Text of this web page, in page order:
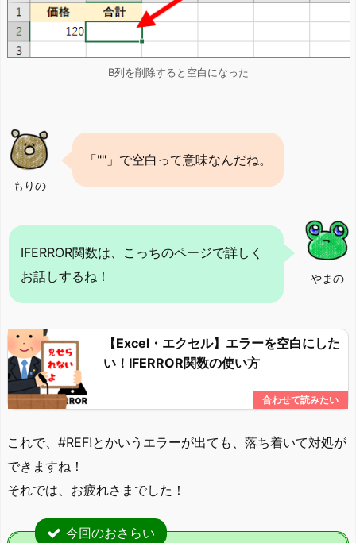
B列を削除すると空白になった
もりの
「""」で空白って意味なんだね。
やまの
IFERROR関数は、こっちのページで詳しく
お話しするね！
【Excel・エクセル】エラーを空白にした
い！IFERROR関数の使い方
これで、#REF!とかいうエラーが出ても、落ち着いて対処が
できますね！
それでは、お疲れさまでした！
今回のおさらい